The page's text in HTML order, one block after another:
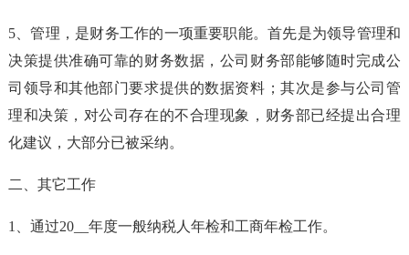
5、管理，是财务工作的一项重要职能。首先是为领导管理和
决策提供准确可靠的财务数据，公司财务部能够随时完成公
司领导和其他部门要求提供的数据资料；其次是参与公司管
理和决策，对公司存在的不合理现象，财务部已经提出合理
化建议，大部分已被采纳。
二、其它工作
1、通过20__年度一般纳税人年检和工商年检工作。